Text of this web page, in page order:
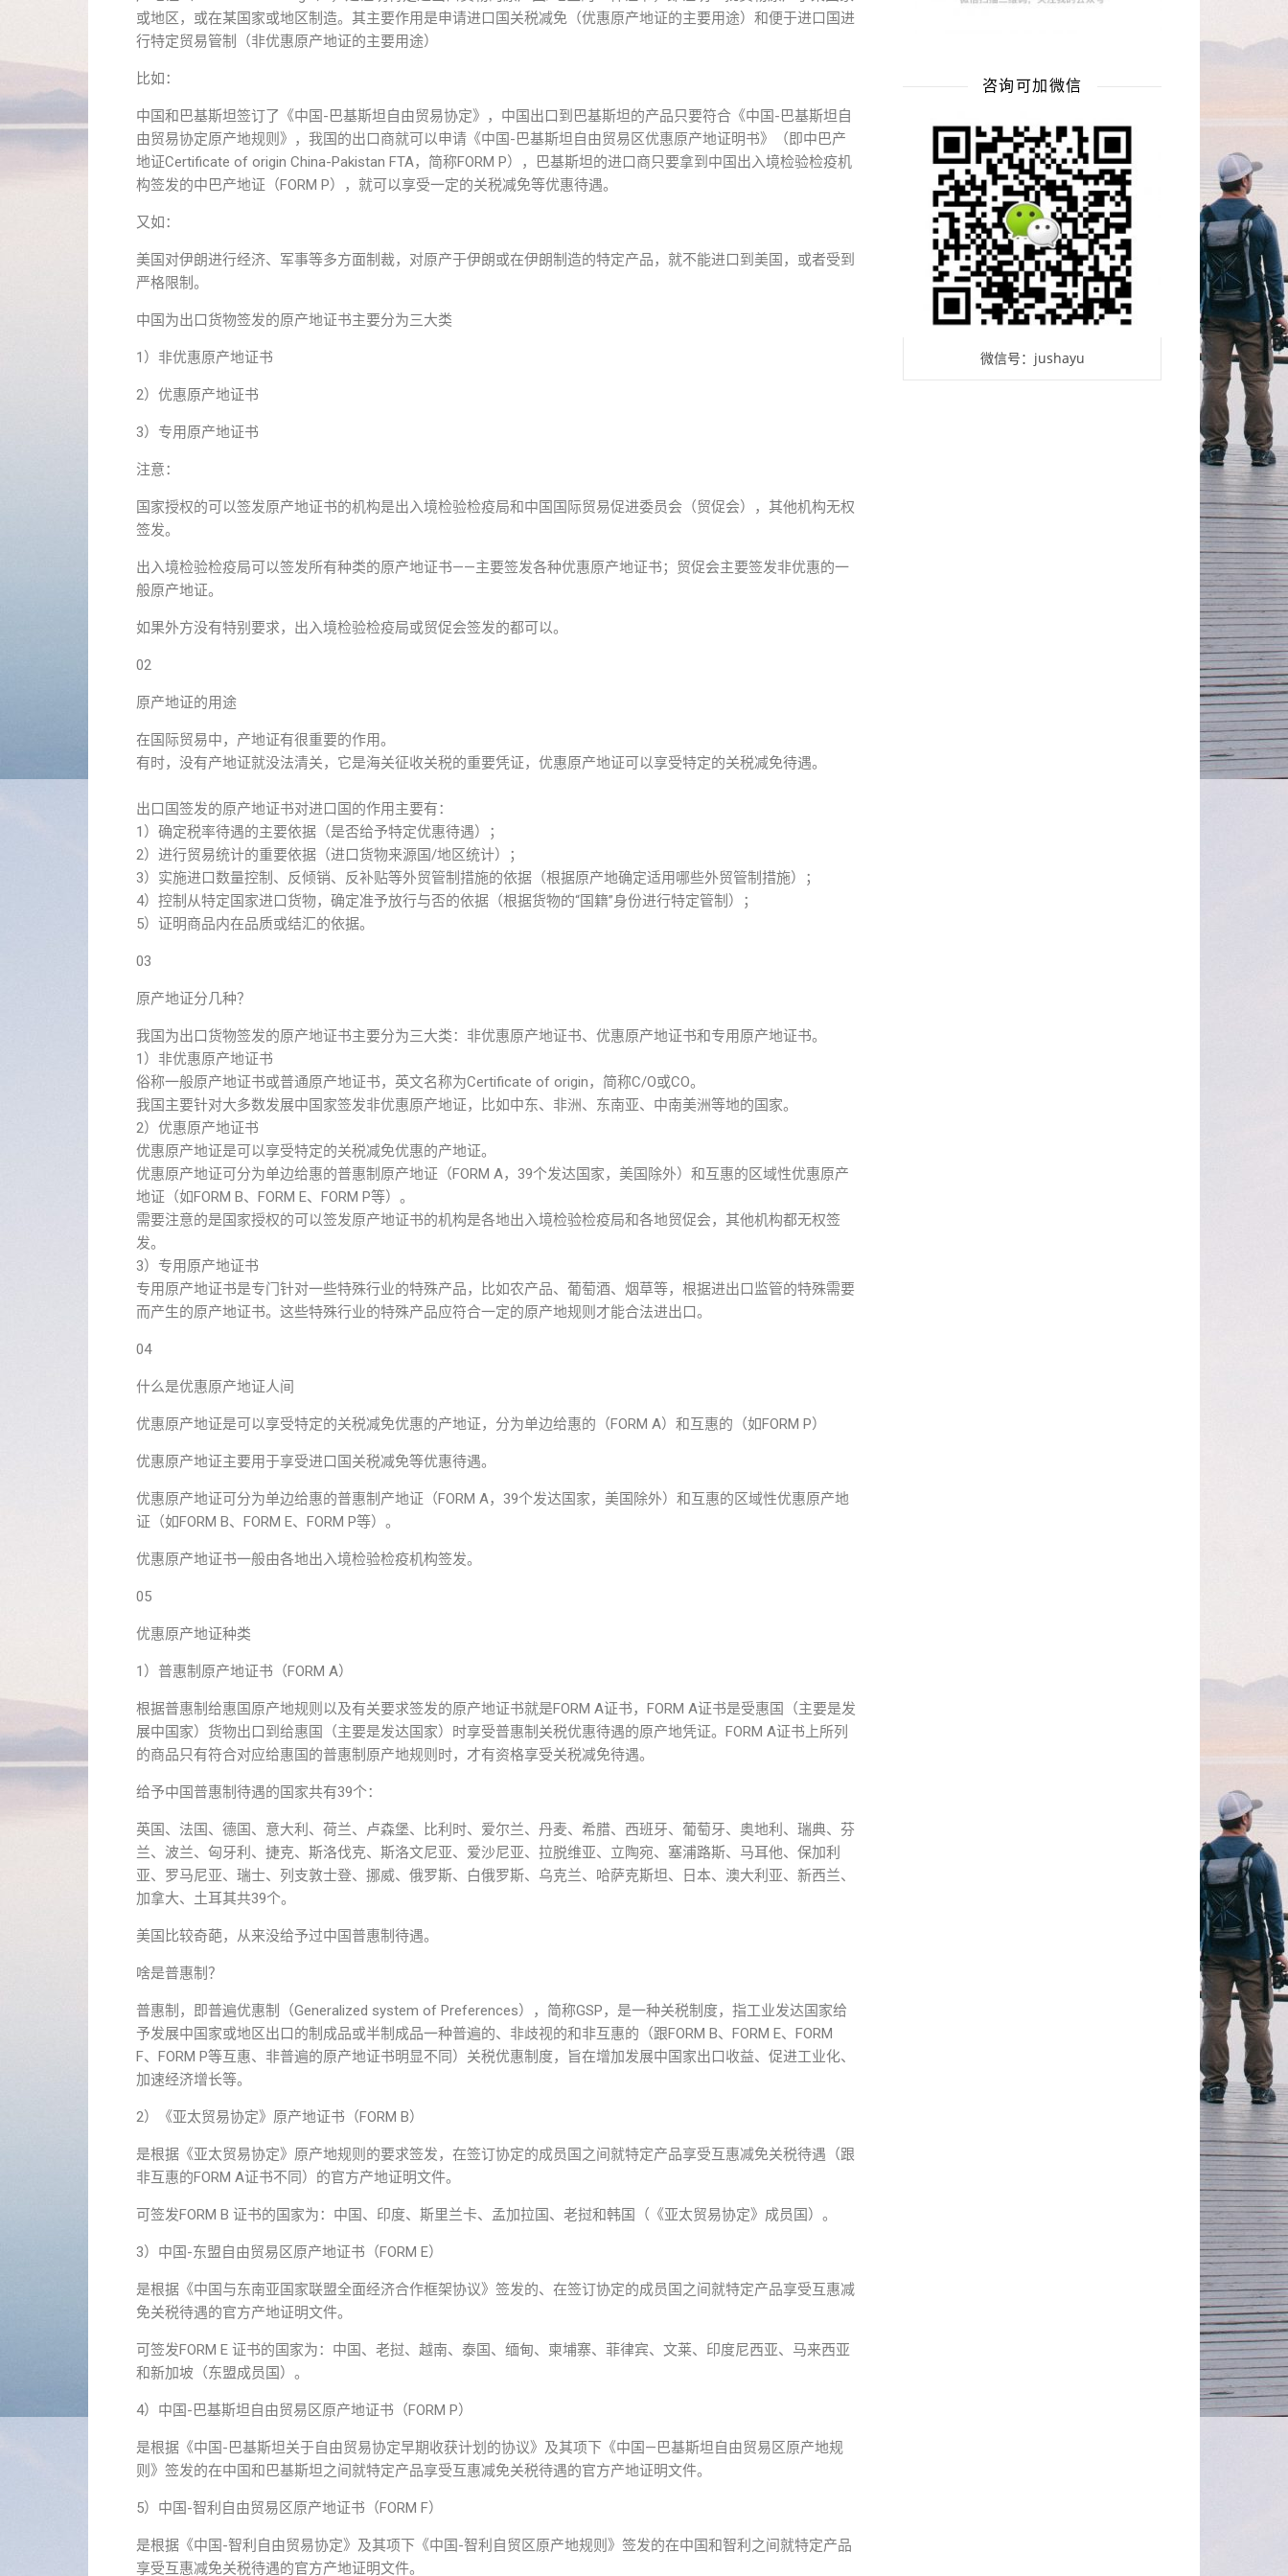
或地区，或在某国家或地区制造。其主要作用是申请进口国关税减免（优惠原产地证的主要用途）和便于进口国进
行特定贸易管制（非优惠原产地证的主要用途）
比如：
中国和巴基斯坦签订了《中国-巴基斯坦自由贸易协定》，中国出口到巴基斯坦的产品只要符合《中国-巴基斯坦自
由贸易协定原产地规则》，我国的出口商就可以申请《中国-巴基斯坦自由贸易区优惠原产地证明书》（即中巴产
地证Certificate of origin China-Pakistan FTA，简称FORM P），巴基斯坦的进口商只要拿到中国出入境检验检疫机
构签发的中巴产地证（FORM P），就可以享受一定的关税减免等优惠待遇。
又如：
美国对伊朗进行经济、军事等多方面制裁，对原产于伊朗或在伊朗制造的特定产品，就不能进口到美国，或者受到
严格限制。
中国为出口货物签发的原产地证书主要分为三大类
1）非优惠原产地证书
2）优惠原产地证书
3）专用原产地证书
注意：
国家授权的可以签发原产地证书的机构是出入境检验检疫局和中国国际贸易促进委员会（贸促会），其他机构无权
签发。
出入境检验检疫局可以签发所有种类的原产地证书——主要签发各种优惠原产地证书；贸促会主要签发非优惠的一
般原产地证。
如果外方没有特别要求，出入境检验检疫局或贸促会签发的都可以。
02
原产地证的用途
在国际贸易中，产地证有很重要的作用。
有时，没有产地证就没法清关，它是海关征收关税的重要凭证，优惠原产地证可以享受特定的关税减免待遇。
出口国签发的原产地证书对进口国的作用主要有：
1）确定税率待遇的主要依据（是否给予特定优惠待遇）；
2）进行贸易统计的重要依据（进口货物来源国/地区统计）；
3）实施进口数量控制、反倾销、反补贴等外贸管制措施的依据（根据原产地确定适用哪些外贸管制措施）；
4）控制从特定国家进口货物，确定准予放行与否的依据（根据货物的“国籍”身份进行特定管制）；
5）证明商品内在品质或结汇的依据。
03
原产地证分几种？
我国为出口货物签发的原产地证书主要分为三大类：非优惠原产地证书、优惠原产地证书和专用原产地证书。
1）非优惠原产地证书
俗称一般原产地证书或普通原产地证书，英文名称为Certificate of origin，简称C/O或CO。
我国主要针对大多数发展中国家签发非优惠原产地证，比如中东、非洲、东南亚、中南美洲等地的国家。
2）优惠原产地证书
优惠原产地证是可以享受特定的关税减免优惠的产地证。
优惠原产地证可分为单边给惠的普惠制原产地证（FORM A，39个发达国家，美国除外）和互惠的区域性优惠原产
地证（如FORM B、FORM E、FORM P等）。
需要注意的是国家授权的可以签发原产地证书的机构是各地出入境检验检疫局和各地贸促会，其他机构都无权签
发。
3）专用原产地证书
专用原产地证书是专门针对一些特殊行业的特殊产品，比如农产品、葡萄酒、烟草等，根据进出口监管的特殊需要
而产生的原产地证书。这些特殊行业的特殊产品应符合一定的原产地规则才能合法进出口。
04
什么是优惠原产地证人间
优惠原产地证是可以享受特定的关税减免优惠的产地证，分为单边给惠的（FORM A）和互惠的（如FORM P）
优惠原产地证主要用于享受进口国关税减免等优惠待遇。
优惠原产地证可分为单边给惠的普惠制产地证（FORM A，39个发达国家，美国除外）和互惠的区域性优惠原产地
证（如FORM B、FORM E、FORM P等）。
优惠原产地证书一般由各地出入境检验检疫机构签发。
05
优惠原产地证种类
1）普惠制原产地证书（FORM A）
根据普惠制给惠国原产地规则以及有关要求签发的原产地证书就是FORM A证书，FORM A证书是受惠国（主要是发
展中国家）货物出口到给惠国（主要是发达国家）时享受普惠制关税优惠待遇的原产地凭证。FORM A证书上所列
的商品只有符合对应给惠国的普惠制原产地规则时，才有资格享受关税减免待遇。
给予中国普惠制待遇的国家共有39个：
英国、法国、德国、意大利、荷兰、卢森堡、比利时、爱尔兰、丹麦、希腊、西班牙、葡萄牙、奥地利、瑞典、芬
兰、波兰、匈牙利、捷克、斯洛伐克、斯洛文尼亚、爱沙尼亚、拉脱维亚、立陶宛、塞浦路斯、马耳他、保加利
亚、罗马尼亚、瑞士、列支敦士登、挪威、俄罗斯、白俄罗斯、乌克兰、哈萨克斯坦、日本、澳大利亚、新西兰、
加拿大、土耳其共39个。
美国比较奇葩，从来没给予过中国普惠制待遇。
啥是普惠制？
普惠制，即普遍优惠制（Generalized system of Preferences），简称GSP，是一种关税制度，指工业发达国家给
予发展中国家或地区出口的制成品或半制成品一种普遍的、非歧视的和非互惠的（跟FORM B、FORM E、FORM
F、FORM P等互惠、非普遍的原产地证书明显不同）关税优惠制度，旨在增加发展中国家出口收益、促进工业化、
加速经济增长等。
2）《亚太贸易协定》原产地证书（FORM B）
是根据《亚太贸易协定》原产地规则的要求签发，在签订协定的成员国之间就特定产品享受互惠减免关税待遇（跟
非互惠的FORM A证书不同）的官方产地证明文件。
可签发FORM B 证书的国家为：中国、印度、斯里兰卡、孟加拉国、老挝和韩国（《亚太贸易协定》成员国）。
3）中国-东盟自由贸易区原产地证书（FORM E）
是根据《中国与东南亚国家联盟全面经济合作框架协议》签发的、在签订协定的成员国之间就特定产品享受互惠减
免关税待遇的官方产地证明文件。
可签发FORM E 证书的国家为：中国、老挝、越南、泰国、缅甸、柬埔寨、菲律宾、文莱、印度尼西亚、马来西亚
和新加坡（东盟成员国）。
4）中国-巴基斯坦自由贸易区原产地证书（FORM P）
是根据《中国-巴基斯坦关于自由贸易协定早期收获计划的协议》及其项下《中国—巴基斯坦自由贸易区原产地规
则》签发的在中国和巴基斯坦之间就特定产品享受互惠减免关税待遇的官方产地证明文件。
5）中国-智利自由贸易区原产地证书（FORM F）
是根据《中国-智利自由贸易协定》及其项下《中国-智利自贸区原产地规则》签发的在中国和智利之间就特定产品
享受互惠减免关税待遇的官方产地证明文件。
咨询可加微信
微信号：jushayu